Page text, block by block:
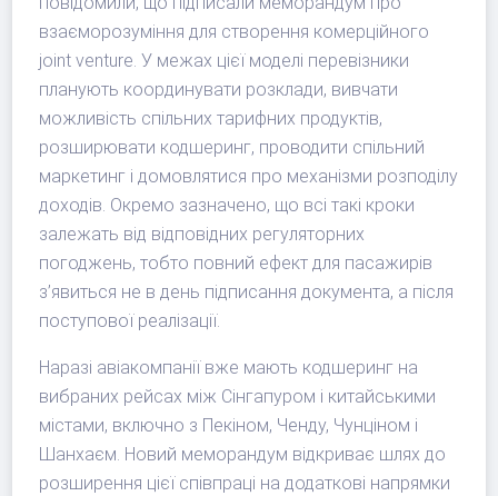
взаєморозуміння для створення комерційного
joint venture. У межах цієї моделі перевізники
планують координувати розклади, вивчати
можливість спільних тарифних продуктів,
розширювати кодшеринг, проводити спільний
маркетинг і домовлятися про механізми розподілу
доходів. Окремо зазначено, що всі такі кроки
залежать від відповідних регуляторних
погоджень, тобто повний ефект для пасажирів
з’явиться не в день підписання документа, а після
поступової реалізації.
Наразі авіакомпанії вже мають кодшеринг на
вибраних рейсах між Сінгапуром і китайськими
містами, включно з Пекіном, Ченду, Чунціном і
Шанхаєм. Новий меморандум відкриває шлях до
розширення цієї співпраці на додаткові напрямки